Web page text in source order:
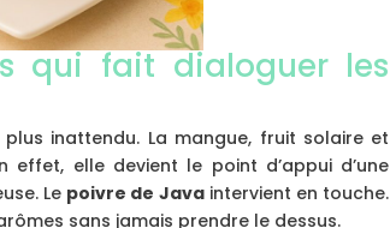
qui fait dialoguer les
inattendu. La mangue, fruit solaire et
effet, elle devient le point d’appui d’une
Le poivre de Javaintervient en touche.
sans jamais prendre le dessus.